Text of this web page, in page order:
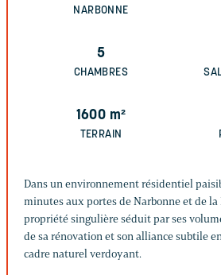
NARBONNE
5
CHAMBRES
1600 m²
TERRAIN
Dans un environnement résidentiel
minutes aux portes de Narbonne et de
propriété singulière séduit par ses
de sa rénovation et son alliance subtile
cadre naturel verdoyant.